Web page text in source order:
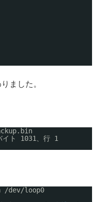
ました。
ト 1031、行 1
/dev/loop0